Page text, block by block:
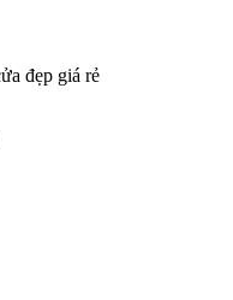
đẹp giá rẻ